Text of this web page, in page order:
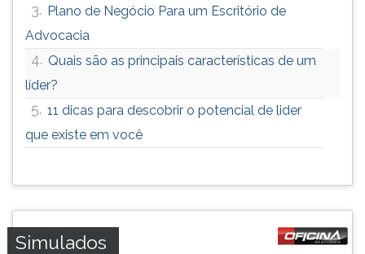
3. Plano de Negócio Para um Escritório de
Advocacia
4. Quais são as principais características de um
líder?
5. 11 dicas para descobrir o potencial de lider
que existe em você
Simulados